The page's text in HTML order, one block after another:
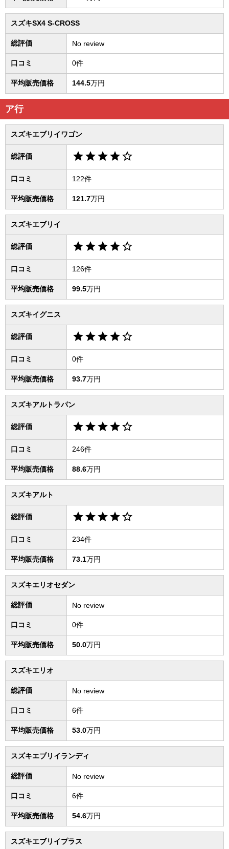
スズキSX4 S-CROSS
総評価 No review
口コミ 0件
平均販売価格 144.5万円
ア行
スズキエブリイワゴン
総評価 starstarstarstarstar_border
口コミ 122件
平均販売価格 121.7万円
スズキエブリイ
総評価 starstarstarstarstar_border
口コミ 126件
平均販売価格 99.5万円
スズキイグニス
総評価 starstarstarstarstar_border
口コミ 0件
平均販売価格 93.7万円
スズキアルトラパン
総評価 starstarstarstarstar_border
口コミ 246件
平均販売価格 88.6万円
スズキアルト
総評価 starstarstarstarstar_border
口コミ 234件
平均販売価格 73.1万円
スズキエリオセダン
総評価 No review
口コミ 0件
平均販売価格 50.0万円
スズキエリオ
総評価 No review
口コミ 6件
平均販売価格 53.0万円
スズキエブリイランディ
総評価 No review
口コミ 6件
平均販売価格 54.6万円
スズキエブリイプラス